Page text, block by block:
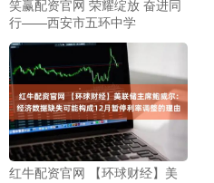
笑赢配资官网 荣耀绽放 奋进同
行——西安市五环中学
红牛配资官网 【环球财经】美